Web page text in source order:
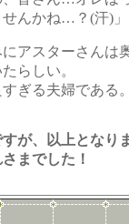
せんかね…？(汗)」
にアスターさんは
らしい。
ぎる夫婦である
が、以上となり
までした！